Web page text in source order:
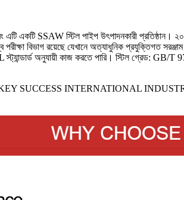
এটি একটি SSAW স্টিল পাইপ উৎপাদনকারী প্রতিষ্ঠান।
পরীক্ষা বিভাগ রয়েছে যেখানে অত্যাধুনিক
অনুযায়ী কাজ করতে পারি। স্টিল
INTERNATIONAL